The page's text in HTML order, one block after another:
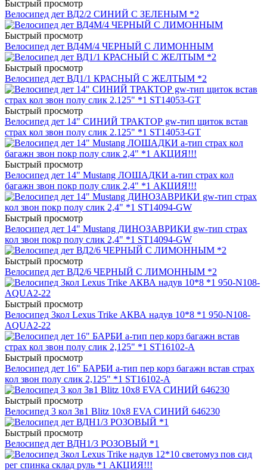
Быстрый просмотр
Велосипед дет ВД2/2 СИНИЙ С ЗЕЛЕНЫМ *2
Быстрый просмотр
Велосипед дет ВД4М/4 ЧЕРНЫЙ С ЛИМОННЫМ
Быстрый просмотр
Велосипед дет ВД1/1 КРАСНЫЙ С ЖЕЛТЫМ *2
Быстрый просмотр
Велосипед дет 14" СИНИЙ ТРАКТОР gw-тип щиток встав
страх кол звон полу слик 2.125" *1 ST14053-GT
Быстрый просмотр
Велосипед дет 14" Mustang ЛОШАДКИ a-тип страх кол
багажн звон покр полу слик 2,4" *1 АКЦИЯ!!!
Быстрый просмотр
Велосипед дет 14" Mustang ДИНОЗАВРИКИ gw-тип страх
кол звон покр полу слик 2,4" *1 ST14094-GW
Быстрый просмотр
Велосипед дет ВД2/6 ЧЕРНЫЙ С ЛИМОННЫМ *2
Быстрый просмотр
Велосипед 3кол Lexus Trike АКВА надув 10*8 *1 950-N108-
AQUA2-22
Быстрый просмотр
Велосипед дет 16" БАРБИ a-тип пер корз багажн встав страх
кол звон полу слик 2,125" *1 ST16102-A
Быстрый просмотр
Велосипед 3 кол 3в1 Blitz 10x8 EVA СИНИЙ 646230
Быстрый просмотр
Велосипед дет ВДН1/3 РОЗОВЫЙ *1